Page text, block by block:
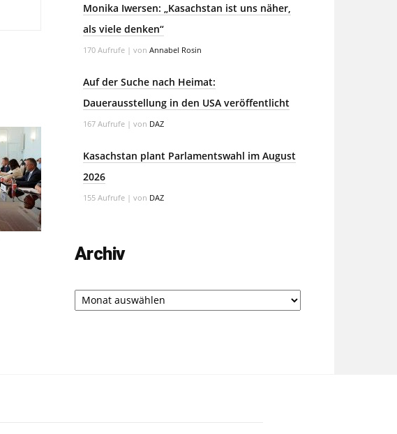
Monika Iwersen: „Kasachstan ist uns näher,
als viele denken“
170 Aufrufe | von Annabel Rosin
Auf der Suche nach Heimat:
Dauerausstellung in den USA veröffentlicht
167 Aufrufe | von DAZ
Kasachstan plant Parlamentswahl im August
2026
155 Aufrufe | von DAZ
Archiv
Archiv